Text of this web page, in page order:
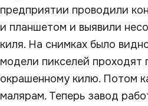
предприятии проводили
и планшетом и выявили
киля. На снимках было
модели пикселей проходят
окрашенному килю. Потом
малярам. Теперь завод